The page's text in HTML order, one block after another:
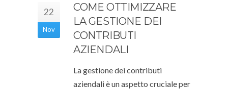
22
Nov
COME OTTIMIZZARE
LA GESTIONE DEI
CONTRIBUTI
AZIENDALI
La gestione dei contributi
aziendali è un aspetto cruciale per